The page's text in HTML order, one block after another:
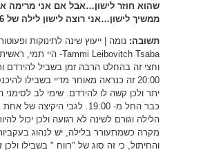
שהוא חוזר לישון…אבל אם אני מרימה
ממשיך לישון…אני רוצה לישון לילה של 6 או 7 שעות רצוף…האם אפשרי ?
תשובה: נומה | ייעוץ שינה לתינוקות
וחצי זה בהחלט הרבה זמן בשביל להירדם
20:00 זה כנראה מאוחר מדיי בשבילו
יתר ולכן קשה לו להירדם. שימי לב
כבר החל מ- 19:00. לגבי
הלילה וגורם לשינה לא רגועה ולכן יכול
מקרה כשמתעורר בלילה, יש לנהוג בעקביות
והחיתול, כי זה סוג של "רווח " בשבילו